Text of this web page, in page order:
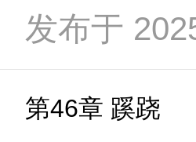
发布于
第46章 蹊跷